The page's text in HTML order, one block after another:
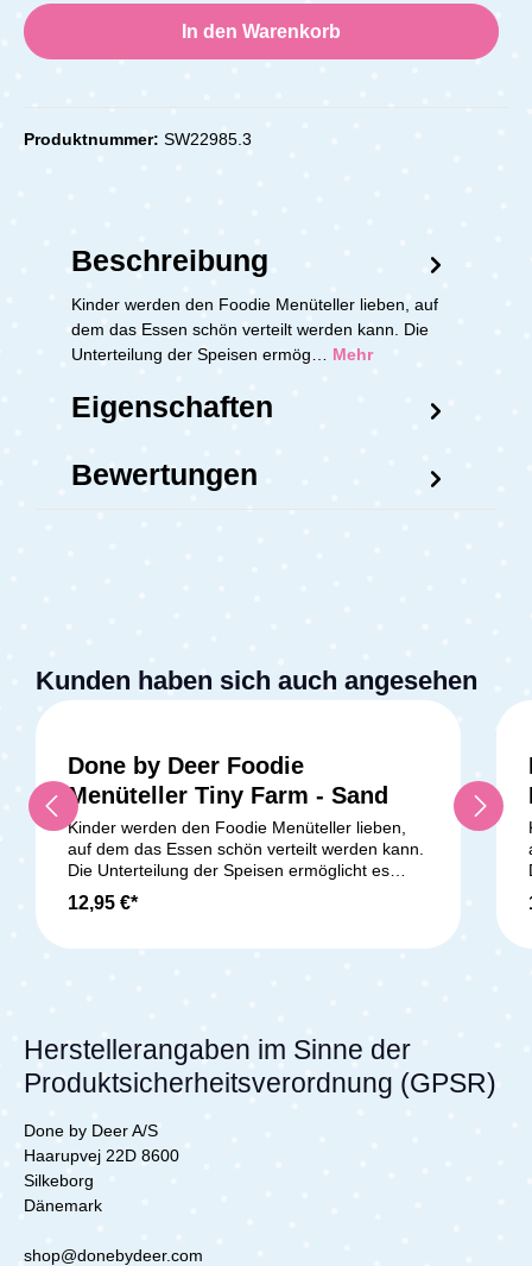
In den Warenkorb
Produktnummer: SW22985.3
Beschreibung
Kinder werden den Foodie Menüteller lieben, auf
dem das Essen schön verteilt werden kann. Die
Unterteilung der Speisen ermög… Mehr
Eigenschaften
Bewertungen
Kunden haben sich auch angesehen
Done by Deer Foodie
Menüteller Tiny Farm - Sand
Kinder werden den Foodie Menüteller lieben,
auf dem das Essen schön verteilt werden kann.
Die Unterteilung der Speisen ermöglicht es
deinem Kind, die verschiedenen
Geschmacksrichtungen und Texturen zu
Verteilen des Essens erleichtern. Der hohe
für den täglichen Gebrauch mit Kindern
entwickelt und ist spülmaschinen- und
mikrowellengeeignet. Auf dem grünen
Menüteller beobachtet das coole Krokodil Croco
ein paar Leuchtkäfer. Crocos Neugier wird dein
Kind dazu inspirieren, neue Lebensmittel
auszuprobieren. Die Unterseite ist in einem
dunkleren Grün gehalten und sorgt für ein
hübsches zweifarbiges
Farm - Sand
12,95 €*
Herstellerangaben im Sinne der
Produktsicherheitsverordnung (GPSR)
Done by Deer A/S
Haarupvej 22D 8600
Silkeborg
Dänemark
shop@donebydeer.com